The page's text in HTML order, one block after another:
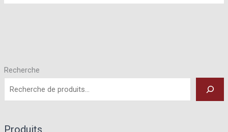
Recherche
Produits
page